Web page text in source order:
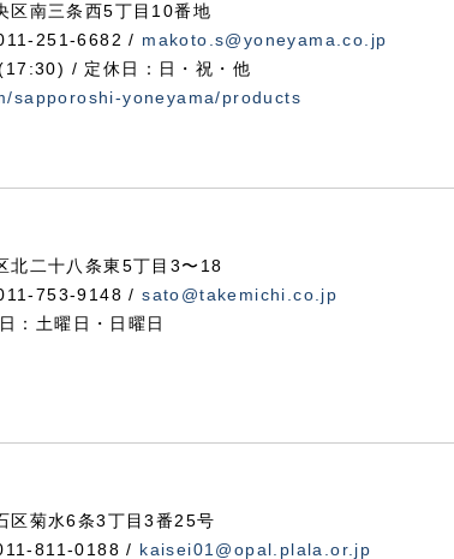
南三条西5丁目10番地
251-6682 / makoto.s@yoneyama.co.jp
/ 定休日：日・祝・他
sapporoshi-yoneyama/products
二十八条東5丁目3〜18
753-9148 /sato@takemichi.co.jp
：土曜日・日曜日
菊水6条3丁目3番25号
811-0188 / kaisei01@opal.plala.or.jp